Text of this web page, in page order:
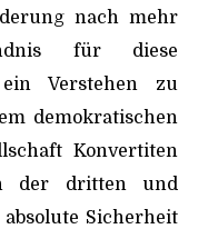
nach mehr
für diese
ein Verstehen zu
demokratischen
Konvertiten
der dritten und
Sicherheit